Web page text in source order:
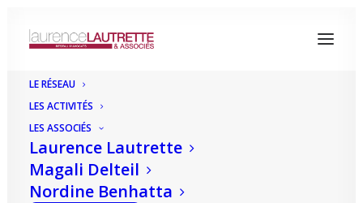
LE RÉSEAU
LES ACTIVITÉS
LES ASSOCIÉS
Laurence Lautrette
Magali Delteil
Nordine Benhatta
Mois : novembre 2021